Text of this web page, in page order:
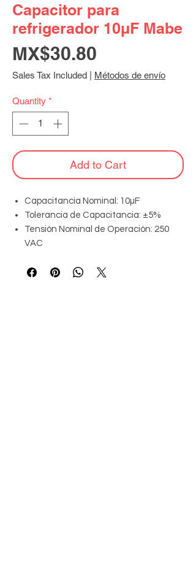
Capacitor para
refrigerador 10µF Mabe
MX$30.80
Sales Tax Included Métodos de envío
Quantity *
Add to Cart
Capacitancia Nominal: 10µF
Tolerancia de Capacitancia: ±5%
Tensión Nominal de Operación: 250
VAC
Clase de Aislamiento: B